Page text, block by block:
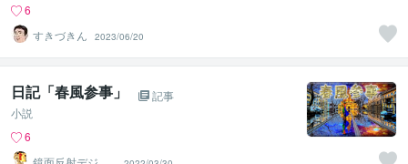
6
すきづきん
2023/06/20
日記「春風参事」
記事
小説
6